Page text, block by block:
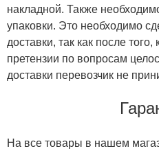
накладной. Также
упаковки. Это необходимо
доставки, так как после
претензии по вопросам
доставки перевозчик не
На все товары в нашем